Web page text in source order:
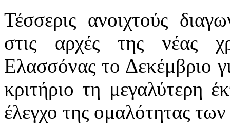
Τέσσερις ανοιχτούς
στις αρχές της νέας
Ελασσόνας το Δεκέμβριο
κριτήριο τη μεγαλύτερη
έλεγχο της ομαλότητας